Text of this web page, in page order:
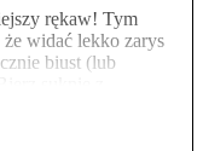
rękaw! Tym
widać lekko zarys
biust (lub
dekolt w
nie przytłoczył!